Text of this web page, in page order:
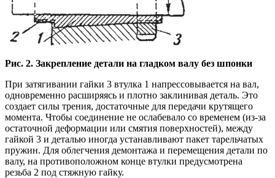
Рис. 2. Закрепление детали на гладком валу без шпонки
При затягивании гайки 3 втулка 1 напрессовывается на вал,
одновременно расширяясь и плотно заклинивая деталь. Это
создает силы трения, достаточные для передачи крутящего
момента. Чтобы соединение не ослабевало со временем (из-за
остаточной деформации или смятия поверхностей), между
гайкой 3 и деталью иногда устанавливают пакет тарельчатых
пружин. Для облегчения демонтажа и перемещения детали по
валу, на противоположном конце втулки предусмотрена
резьба 2 под стяжную гайку.